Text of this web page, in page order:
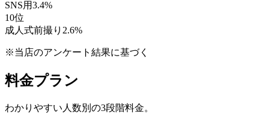
SNS用3.4%
10位
成人式前撮り 2.6%
※当店のアンケート結果に基づく
料金プラン
わかりやすい人数別の3段階料金。